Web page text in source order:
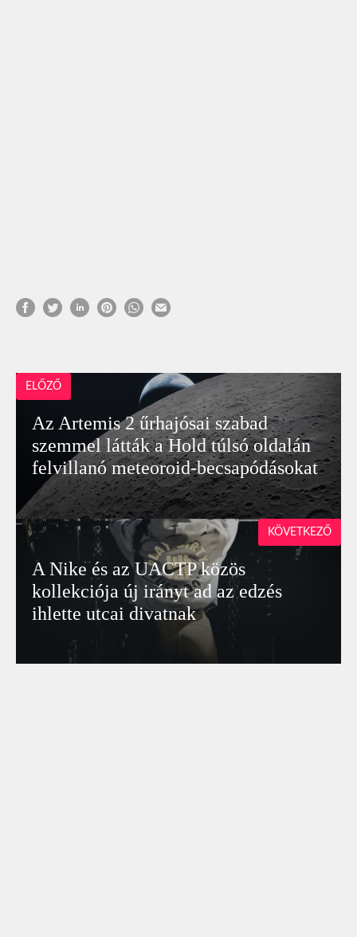
ELŐZŐ
Az Artemis 2 űrhajósai szabad
szemmel látták a Hold túlsó oldalán
felvillanó meteoroid-becsapódásokat
A Nike és az UACTP közös
kollekciója új irányt ad az edzés
ihlette utcai divatnak
KÖVETKEZŐ